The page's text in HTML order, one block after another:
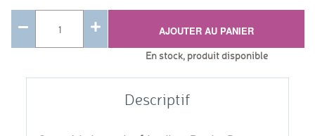
AJOUTER AU PANIER
En stock, produit disponible
Descriptif